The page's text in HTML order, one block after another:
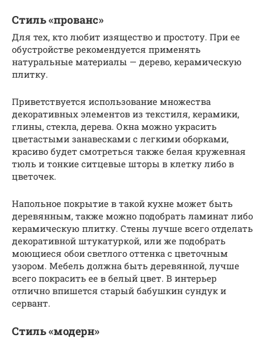
Стиль «прованс»
Для тех, кто любит изящество и простоту. При ее
обустройстве рекомендуется применять
натуральные материалы — дерево, керамическую
плитку.
Приветствуется использование множества
декоративных элементов из текстиля, керамики,
глины, стекла, дерева. Окна можно украсить
цветастыми занавесками с легкими оборками,
красиво будет смотреться также белая кружевная
тюль и тонкие ситцевые шторы в клетку либо в
цветочек.
Напольное покрытие в такой кухне может быть
деревянным, также можно подобрать ламинат либо
керамическую плитку. Стены лучше всего отделать
декоративной штукатуркой, или же подобрать
моющиеся обои светлого оттенка с цветочным
узором. Мебель должна быть деревянной, лучше
всего покрасить ее в белый цвет. В интерьер
отлично впишется старый бабушкин сундук и
сервант.
Стиль «модерн»